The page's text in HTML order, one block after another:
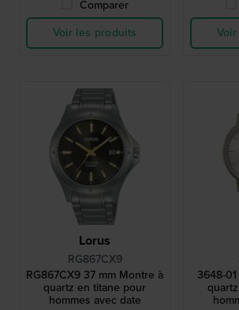
Comparer
Voir les produits
Lorus
RG867CX9
RG867CX9 37 mm Montre à
quartz en titane pour
hommes avec date
3648-